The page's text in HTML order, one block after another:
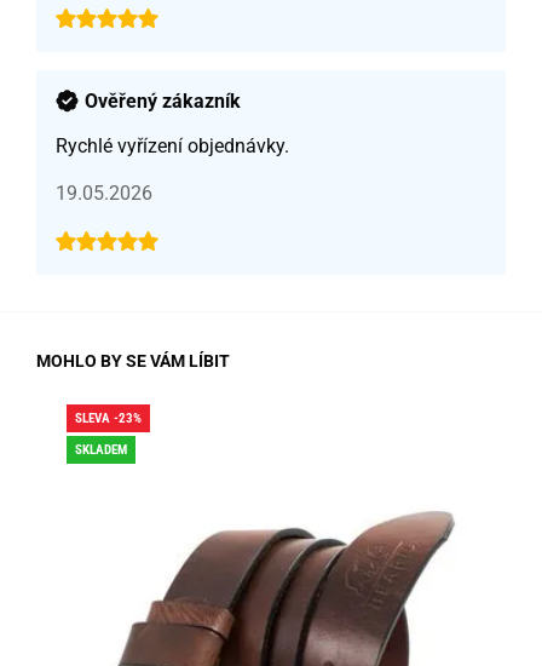
Ověřený zákazník
Rychlé vyřízení objednávky.
19.05.2026
MOHLO BY SE VÁM LÍBIT
SLEVA -23%
SKLADEM